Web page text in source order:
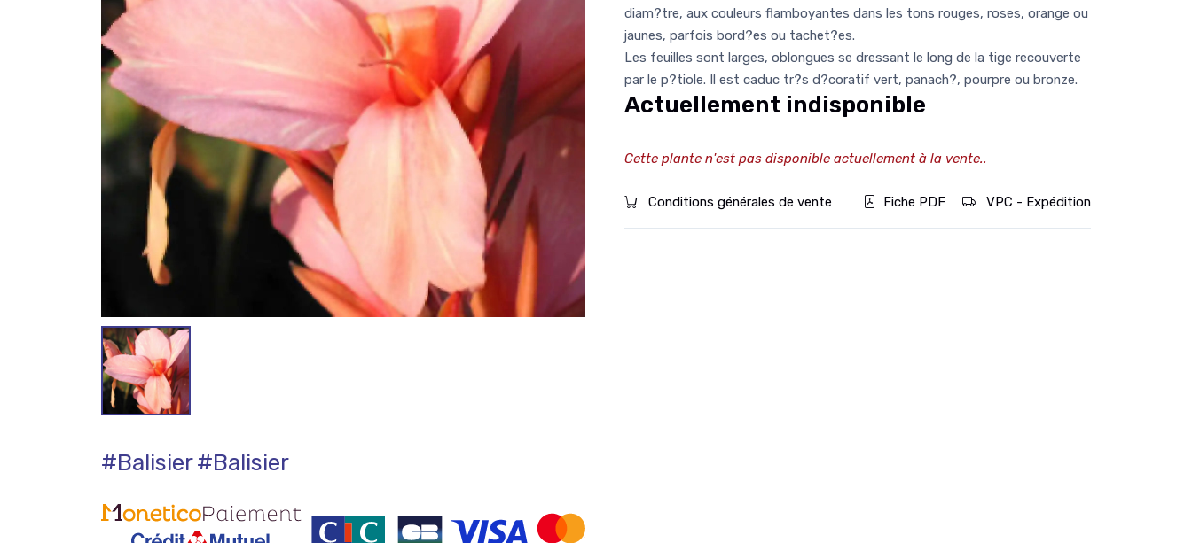
#Balisier#Balisier
diam?tre, aux couleurs flamboyantes dans les tons rouges, roses, orange ou
jaunes, parfois bord?es ou tachet?es.
Les feuilles sont larges, oblongues se dressant le long de la tige recouverte
par le p?tiole. Il est caduc tr?s d?coratif vert, panach?, pourpre ou bronze.
Actuellement indisponible
Cette plante n'est pas disponible actuellement à la vente..
Conditions générales de vente Fiche PDF VPC - Expédition